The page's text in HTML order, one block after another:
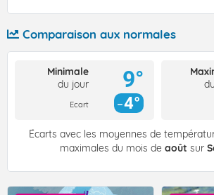
Comparaison aux normales
Minimale
du jour
Ecart
9°
4°
Écarts avec les moyennes de
maximales du mois de août sur